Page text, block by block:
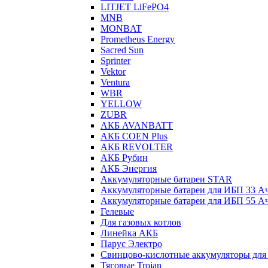
LITJET LiFePO4
MNB
MONBAT
Prometheus Energy
Sacred Sun
Sprinter
Vektor
Ventura
WBR
YELLOW
ZUBR
АКБ AVANBATT
АКБ COEN Plus
АКБ REVOLTER
АКБ Рубин
АКБ Энергия
Аккумуляторные батареи STAR
Аккумуляторные батареи для ИБП 33
Аккумуляторные батареи для ИБП 55
Гелевые
Для газовых котлов
Линейка АКБ
Парус Электро
Свинцово-кислотные аккумуляторы
Тяговые Trojan